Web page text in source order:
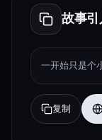
故事引
一开始只是个
复制